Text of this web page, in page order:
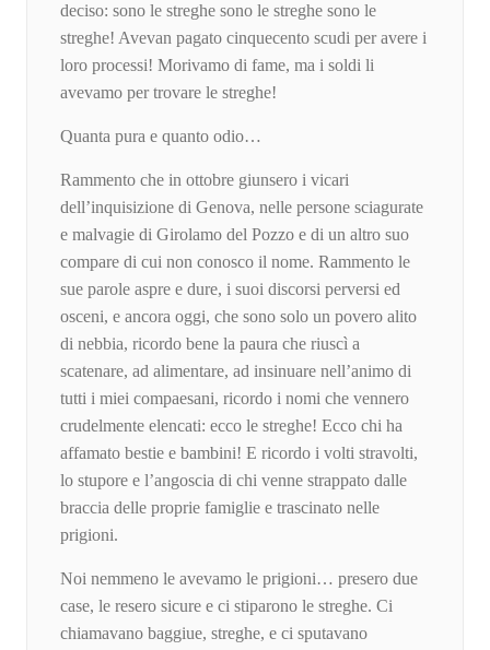
deciso: sono le streghe sono le streghe sono le
streghe! Avevan pagato cinquecento scudi per avere i
loro processi! Morivamo di fame, ma i soldi li
avevamo per trovare le streghe!
Quanta pura e quanto odio…
Rammento che in ottobre giunsero i vicari
dell’inquisizione di Genova, nelle persone sciagurate
e malvagie di Girolamo del Pozzo e di un altro suo
compare di cui non conosco il nome. Rammento le
sue parole aspre e dure, i suoi discorsi perversi ed
osceni, e ancora oggi, che sono solo un povero alito
di nebbia, ricordo bene la paura che riuscì a
scatenare, ad alimentare, ad insinuare nell’animo di
tutti i miei compaesani, ricordo i nomi che vennero
crudelmente elencati: ecco le streghe! Ecco chi ha
affamato bestie e bambini! E ricordo i volti stravolti,
lo stupore e l’angoscia di chi venne strappato dalle
braccia delle proprie famiglie e trascinato nelle
prigioni.
Noi nemmeno le avevamo le prigioni… presero due
case, le resero sicure e ci stiparono le streghe. Ci
chiamavano baggiue, streghe, e ci sputavano